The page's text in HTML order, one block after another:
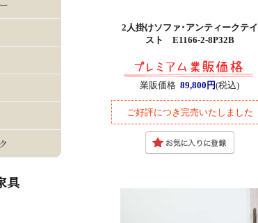
2人掛けソファ･アンティークテイ
スト E1166-2-8P32B
業販価格 89,800円(税込)
ご好評につき完売いたしました